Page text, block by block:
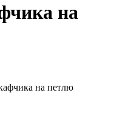
на
на петлю